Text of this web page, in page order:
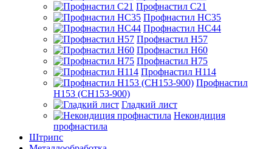
Профнастил С21
Профнастил НС35
Профнастил НС44
Профнастил Н57
Профнастил Н60
Профнастил Н75
Профнастил Н114
Профнастил
Н153 (СН153-900)
Гладкий лист
Некондиция
профнастила
Штрипс